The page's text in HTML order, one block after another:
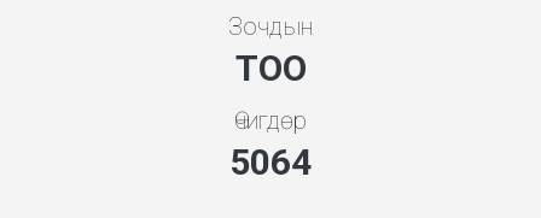
Зочдын
ТОО
Өчигдөр
5648